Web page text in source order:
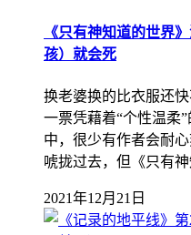
《只有神知道的世界
孩）就会死
换老婆换的比衣服还
一票凭藉着“个性温柔
中，很少有作者会耐
唬拢过去，但《只有
2021年12月21日